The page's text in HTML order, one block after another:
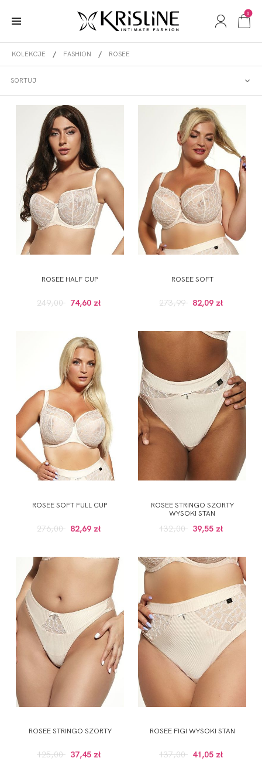
0
KOLEKCJE FASHION ROSEE
SORTUJ
ROSEE
ROSEE HALF CUP
249,00 74,60 zł
ROSEE SOFT
273,99 82,09 zł
ROSEE SOFT FULL CUP
276,00 82,69 zł
ROSEE STRINGO SZORTY
WYSOKI STAN
132,00 39,55 zł
ROSEE STRINGO SZORTY
125,00 37,45 zł
ROSEE FIGI WYSOKI STAN
137,00 41,05 zł